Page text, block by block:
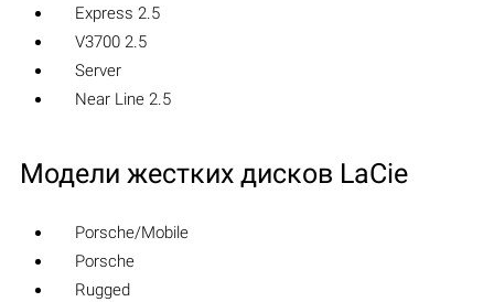
Express 2.5
V3700 2.5
Server
Near Line 2.5
Модели жестких дисков LaCie
Porsche/Mobile
Porsche
Rugged